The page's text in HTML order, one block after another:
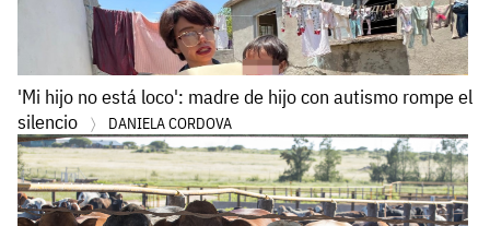
'Mi hijo no está loco': madre de hijo con autismo rompe el
silencio
DANIELA CORDOVA